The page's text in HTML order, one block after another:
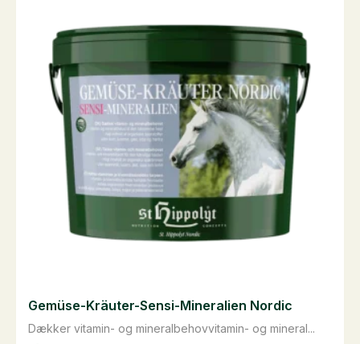
Dækker vitamin- og mineralbehovvitamin- og mineral...
Gemüse-Kräuter-Sensi-Mineralien Nordic